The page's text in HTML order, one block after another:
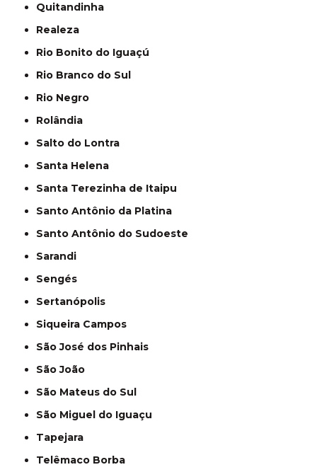
Quitandinha
Realeza
Rio Bonito do Iguaçú
Rio Branco do Sul
Rio Negro
Rolândia
Salto do Lontra
Santa Helena
Santa Terezinha de Itaipu
Santo Antônio da Platina
Santo Antônio do Sudoeste
Sarandi
Sengés
Sertanópolis
Siqueira Campos
São José dos Pinhais
São João
São Mateus do Sul
São Miguel do Iguaçu
Tapejara
Telêmaco Borba